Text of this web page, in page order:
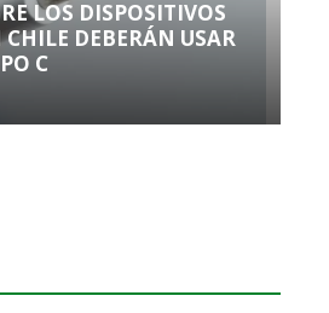
LOS DISPOSITIVOS
DEBERÁN USAR
C